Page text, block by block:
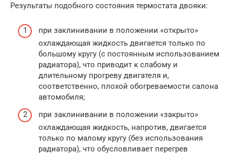
Результаты подобного состояния термостата двояки:
при заклинивании в положении «открыто»
охлаждающая жидкость двигается только по
большому кругу (с постоянным использованием
радиатора), что приводит к слабому и
длительному прогреву двигателя и,
соответственно, плохой обогреваемости салона
автомобиля;
при заклинивании в положении «закрыто»
охлаждающая жидкость, напротив, двигается
только по малому кругу (без использования
радиатора), что обусловливает перегрев